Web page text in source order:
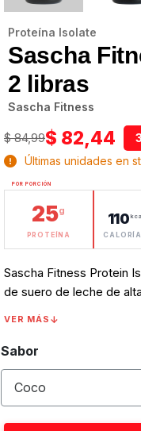
Proteína Isolate
Sascha
2 libras
Sascha Fitness
$ 84,99$ 82,44
Últimas unidades en
POR PORCIÓN
25g
PROTEÍNA
110
Sascha Fitness Protein
de suero de leche de
máxima proteína con
azúcares, cero grasas.
después de un
Ayuda a la. Es perfecta
cualquier momento del
VER MÁS
Sabor